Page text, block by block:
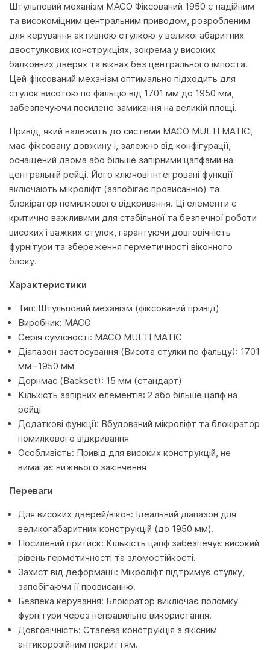
Штульповий механізм MACO Фіксований 1950 є надійним
та високоміцним центральним приводом, розробленим
для керування активною стулкою у великогабаритних
двостулкових конструкціях, зокрема у високих
балконних дверях та вікнах без центрального імпоста.
Цей фіксований механізм оптимально підходить для
стулок висотою по фальцю від 1701 мм до 1950 мм,
забезпечуючи посилене замикання на великій площі.
Привід, який належить до системи MACO MULTI MATIC,
має фіксовану довжину і, залежно від конфігурації,
оснащений двома або більше запірними цапфами на
центральній рейці. Його ключові інтегровані функції
включають мікроліфт (запобігає провисанню) та
блокіратор помилкового відкривання. Ці елементи є
критично важливими для стабільної та безпечної роботи
високих і важких стулок, гарантуючи довговічність
фурнітури та збереження герметичності віконного
блоку.
Характеристики
Тип: Штульповий механізм (фіксований привід)
Виробник: MACO
Серія сумісності: MACO MULTI MATIC
Діапазон застосування (Висота стулки по фальцу): 1701
мм−1950 мм
Дорнмас (Backset): 15 мм (стандарт)
Кількість запірних елементів: 2 або більше цапф на
рейці
Додаткові функції: Вбудований мікроліфт та блокіратор
помилкового відкривання
Особливість: Привід для високих конструкцій, не
вимагає нижнього закінчення
Переваги
Для високих дверей/вікон: Ідеальний діапазон для
великогабаритних конструкцій (до 1950 мм).
Посилений притиск: Кількість цапф забезпечує високий
рівень герметичності та зломостійкості.
Захист від деформації: Мікроліфт підтримує стулку,
запобігаючи її провисанню.
Безпека керування: Блокіратор виключає поломку
фурнітури через неправильне використання.
Довговічність: Сталева конструкція з якісним
антикорозійним покриттям.